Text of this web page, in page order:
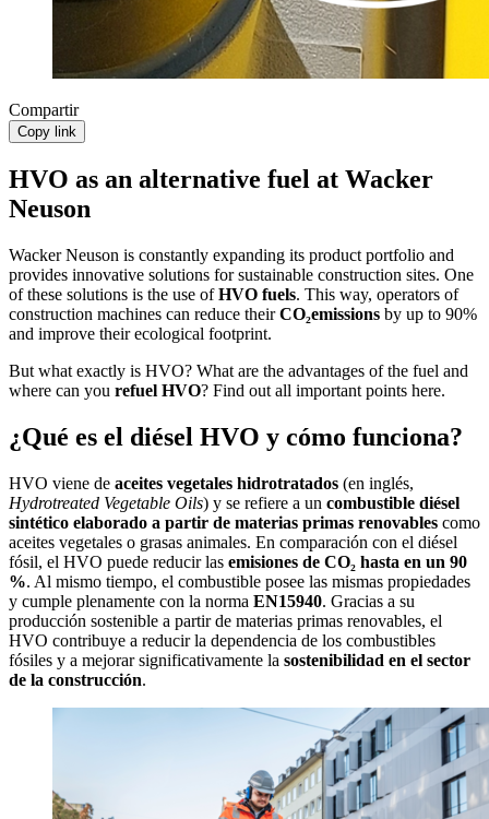
Compartir
Copy link
HVO as an alternative fuel at Wacker
Neuson
Wacker Neuson is constantly expanding its product portfolio and
provides innovative solutions for sustainable construction sites. One
of these solutions is the use ofHVO fuels. This way, operators of
construction machines can reduce theirCO₂emissions by up to 90%
and improve their ecological footprint.
But what exactly is HVO? What are the advantages of the fuel and
where can you refuel HVO? Find out all important points here.
¿Qué es el diésel HVO y cómo funciona?
HVO viene de aceites vegetales hidrotratados (en inglés,
Hydrotreated Vegetable Oils) y se refiere a un combustible diésel
sintético elaborado a partir de materias primas renovables como
aceites vegetales o grasas animales. En comparación con el diésel
fósil, el HVO puede reducir las emisiones de CO₂ hasta en un 90
%. Al mismo tiempo, el combustible posee las mismas propiedades
y cumple plenamente con la norma EN15940. Gracias a su
producción sostenible a partir de materias primas renovables, el
HVO contribuye a reducir la dependencia de los combustibles
fósiles y a mejorar significativamente la sostenibilidad en el sector
de la construcción.